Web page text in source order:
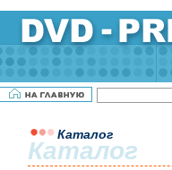
Каталог
Каталог